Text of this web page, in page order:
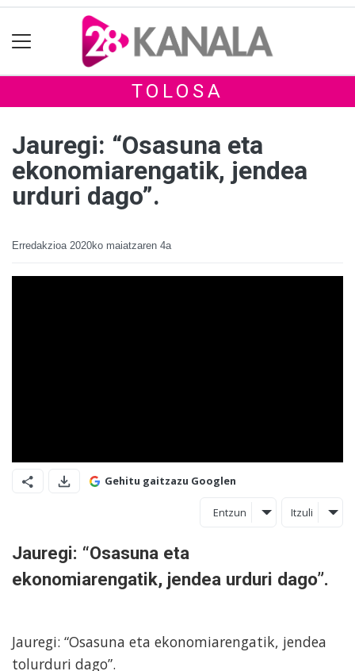
TOLOSA
Jauregi: “Osasuna eta
ekonomiarengatik, jendea
urduri dago”.
Erredakzioa 2020ko maiatzaren 4a
Gehitu gaitzazu Googlen
Entzun Itzuli
Jauregi: “Osasuna eta
ekonomiarengatik, jendea urduri dago”.
Jauregi: “Osasuna eta ekonomiarengatik, jendea
tolurduri dago”.